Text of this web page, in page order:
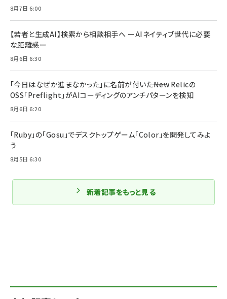
8月7日 6:00
【若者と生成AI】検索から相談相手へ ーAIネイティブ世代に必要
な距離感ー
8月6日 6:30
「今日はなぜか進まなかった」に名前が付いた――New Relicの
OSS「Preflight」がAIコーディングのアンチパターンを検知
8月6日 6:20
「Ruby」の「Gosu」でデスクトップゲーム「Color」を開発してみよ
う
8月5日 6:30
新着記事をもっと見る